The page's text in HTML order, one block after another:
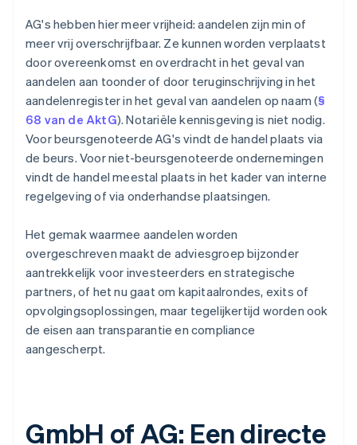
AG's hebben hier meer vrijheid: aandelen zijn min of
meer vrij overschrijfbaar. Ze kunnen worden verplaatst
door overeenkomst en overdracht in het geval van
aandelen aan toonder of door teruginschrijving in het
aandelenregister in het geval van aandelen op naam (§
68 van de AktG). Notariële kennisgeving is niet nodig.
Voor beursgenoteerde AG's vindt de handel plaats via
de beurs. Voor niet-beursgenoteerde ondernemingen
vindt de handel meestal plaats in het kader van interne
regelgeving of via onderhandse plaatsingen.
Het gemak waarmee aandelen worden
overgeschreven maakt de adviesgroep bijzonder
aantrekkelijk voor investeerders en strategische
partners, of het nu gaat om kapitaalrondes, exits of
opvolgingsoplossingen, maar tegelijkertijd worden ook
de eisen aan transparantie en compliance
aangescherpt.
GmbH of AG: Een directe